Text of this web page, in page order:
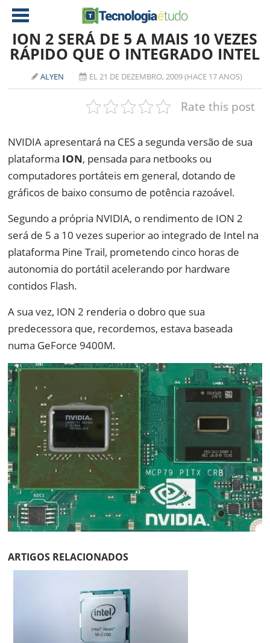
AMD
ATI
NVIDIA
SOFTWARE
TABLETS
IOS
NOKIA
JOGOS
DOWNLOADS
ANÁLISE
ION 2 SERÁ DE 5 A MAIS 10 VEZES
RÁPIDO QUE O INTEGRADO INTEL
ALYEN EL 21 DE DEZEMBRO, 2009 (HACE 17 ANOS)
Rate this post
NVIDIA apresentará na CES a segunda versão de sua
plataforma ION, pensada para netbooks ou
computadores portáteis em general, dotando de
gráficos de baixo consumo de potência razoável.
Segundo a própria NVIDIA, o rendimento de ION 2
será de 5 a 10 vezes superior ao integrado de Intel na
plataforma Pine Trail, prometendo cinco horas de
autonomia do portátil acelerando por hardware
contidos Flash.
A sua vez, ION 2 renderia o dobro que sua
predecessora que, recordemos, estava baseada
numa GeForce 9400M.
ARTIGOS RELACIONADOS